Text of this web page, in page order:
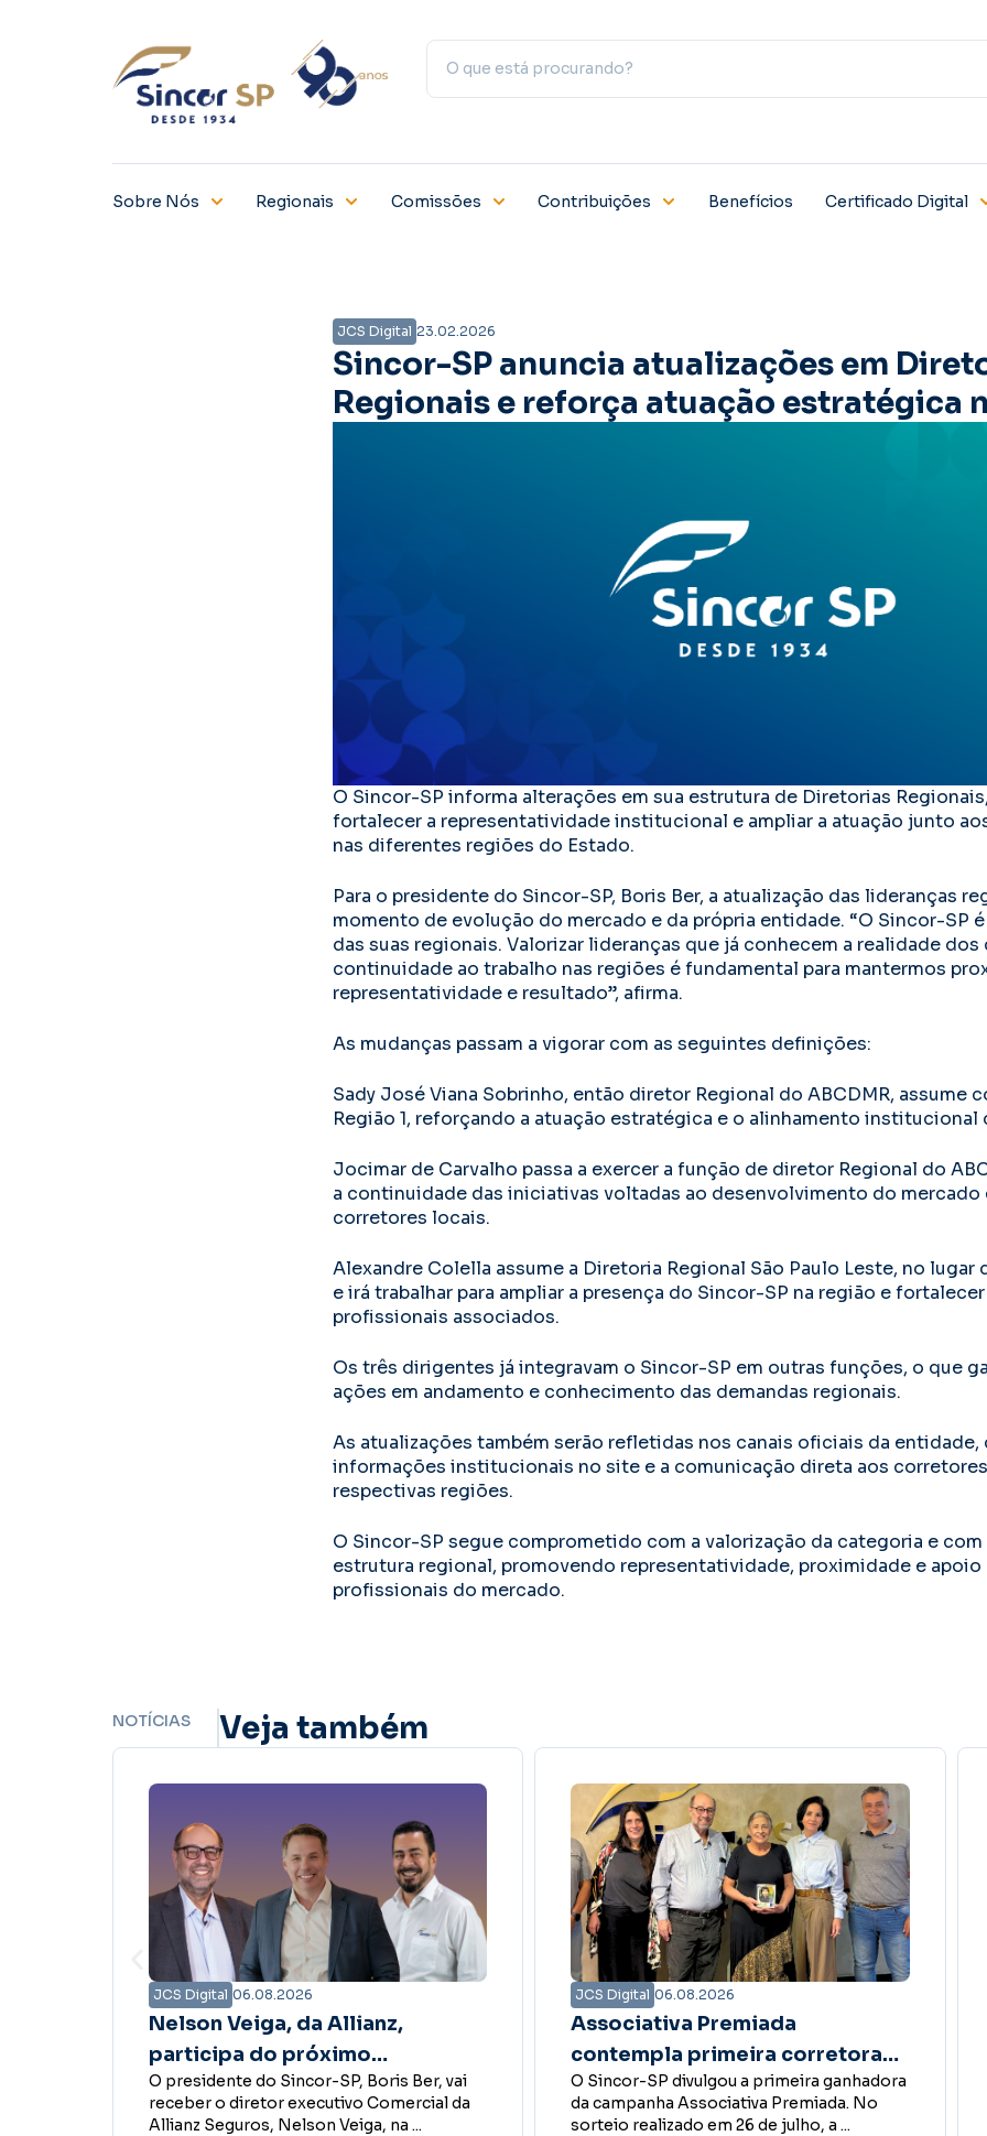
Sobre Nós Regionais Comissões Contribuições Benefícios Certificado Digital
JCS Digital 23.02.2026
Sincor-SP anuncia atualizações em
Regionais e reforça atuação estratégica
O Sincor-SP informa alterações em sua estrutura de Diretorias
fortalecer a representatividade institucional e ampliar a atuação junto
nas diferentes regiões do Estado.
Para o presidente do Sincor-SP, Boris Ber, a atualização das lideranças
momento de evolução do mercado e da própria entidade. “O Sincor-SP
das suas regionais. Valorizar lideranças que já conhecem a realidade
continuidade ao trabalho nas regiões é fundamental para mantermos
representatividade e resultado”, afirma.
As mudanças passam a vigorar com as seguintes definições:
Sady José Viana Sobrinho, então diretor Regional do ABCDMR, assume
Região 1, reforçando a atuação estratégica e o alinhamento institucional
Jocimar de Carvalho passa a exercer a função de diretor Regional do
a continuidade das iniciativas voltadas ao desenvolvimento do mercado
corretores locais.
Alexandre Colella assume a Diretoria Regional São Paulo Leste, no lugar
e irá trabalhar para ampliar a presença do Sincor-SP na região e
profissionais associados.
Os três dirigentes já integravam o Sincor-SP em outras funções, o que
ações em andamento e conhecimento das demandas regionais.
As atualizações também serão refletidas nos canais oficiais da entidade,
informações institucionais no site e a comunicação direta aos
respectivas regiões.
O Sincor-SP segue comprometido com a valorização da categoria e
estrutura regional, promovendo representatividade, proximidade e
profissionais do mercado.
NOTÍCIAS Veja também
JCS Digital 06.08.2026
Associativa Premiada
contempla primeira corretora
de seguros com prêmio de R$ 5
mil
O Sincor-SP divulgou a primeira ganhadora
da campanha Associativa Premiada. No
sorteio realizado em 26 de julho, a ...
JCS Digital 06.08.2026
Bate-papo Online aborda
gestão, processos e delegação
nas corretoras de seguros
No dia 6 de agosto, o Sincor-SP realizou
mais uma edição do Bate-papo Online. O
encontro teve como ...